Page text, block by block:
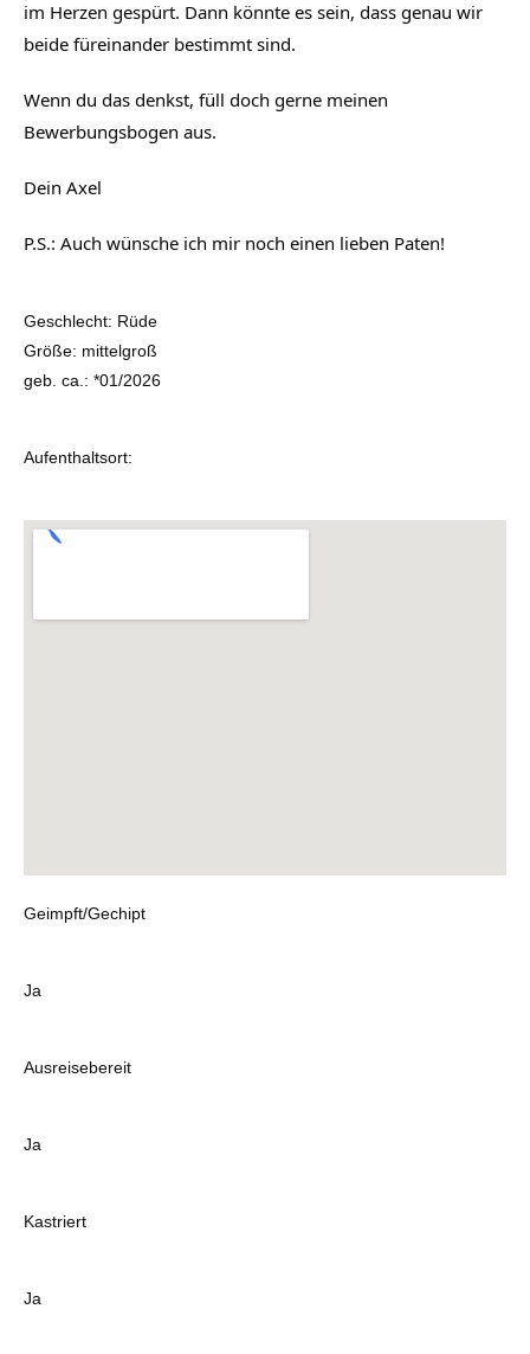
im Herzen gespürt. Dann könnte es sein, dass genau wir
beide füreinander bestimmt sind.
Wenn du das denkst, füll doch gerne meinen
Bewerbungsbogen aus.
Dein Axel
P.S.: Auch wünsche ich mir noch einen lieben Paten!
Geschlecht: Rüde
Größe: mittelgroß
geb. ca.: *01/2026
Aufenthaltsort:
Geimpft/Gechipt
Ja
Ausreisebereit
Ja
Kastriert
Ja